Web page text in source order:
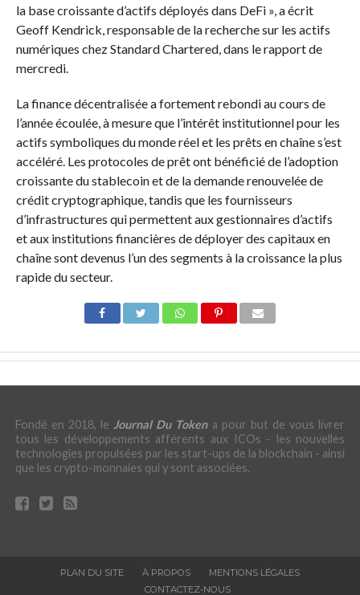
la base croissante d’actifs déployés dans DeFi », a écrit
Geoff Kendrick, responsable de la recherche sur les actifs
numériques chez Standard Chartered, dans le rapport de
mercredi.
La finance décentralisée a fortement rebondi au cours de
l’année écoulée, à mesure que l’intérêt institutionnel pour les
actifs symboliques du monde réel et les prêts en chaîne s’est
accéléré. Les protocoles de prêt ont bénéficié de l’adoption
croissante du stablecoin et de la demande renouvelée de
crédit cryptographique, tandis que les fournisseurs
d’infrastructures qui permettent aux gestionnaires d’actifs
et aux institutions financières de déployer des capitaux en
chaîne sont devenus l’un des segments à la croissance la plus
rapide du secteur.
Fondé en 2018, le Journal Du Tokena pour but de vous livrer
tous les développements afférents aux ICOs - les nouvelles
technologies propulsées par les start-ups de la blockchain - ainsi
que les crypto-monnaies qui y sont associées.
PLAN DU SITE À PROPOS
MENTIONS LÉGALES
CONTACTEZ-NOUS